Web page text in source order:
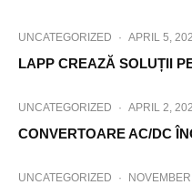
UNCATEGORIZED · APRIL 5,
LAPP CREAZĂ SOLUȚII
UNCATEGORIZED · APRIL 2,
CONVERTOARE AC/DC
UNCATEGORIZED ·